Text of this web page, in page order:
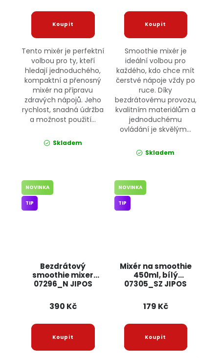
Tento mixér je perfektní
volbou pro ty, kteří
hledají jednoduchého,
kompaktní a přenosný
mixér na přípravu
zdravých nápojů. Jeho
rychlost, snadná údržba
a možnost použití...
Skladem
Smoothie mixér je
ideální volbou pro
každého, kdo chce mít
čerstvé nápoje vždy po
ruce. Díky
bezdrátovému provozu,
kvalitním materiálům a
jednoduchému
ovládání je skvělým...
Skladem
Bezdrátový
smoothie mixer
07296_N JIPOS
NOVINKA
TIP
390 Kč
Mixér na smoothie
450ml, bílý
07305_SZ JIPOS
NOVINKA
TIP
179 Kč